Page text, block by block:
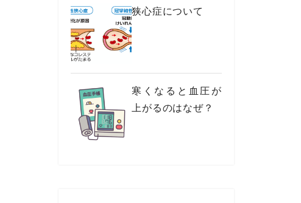
狭心症について
寒くなると血圧が
上がるのはなぜ？